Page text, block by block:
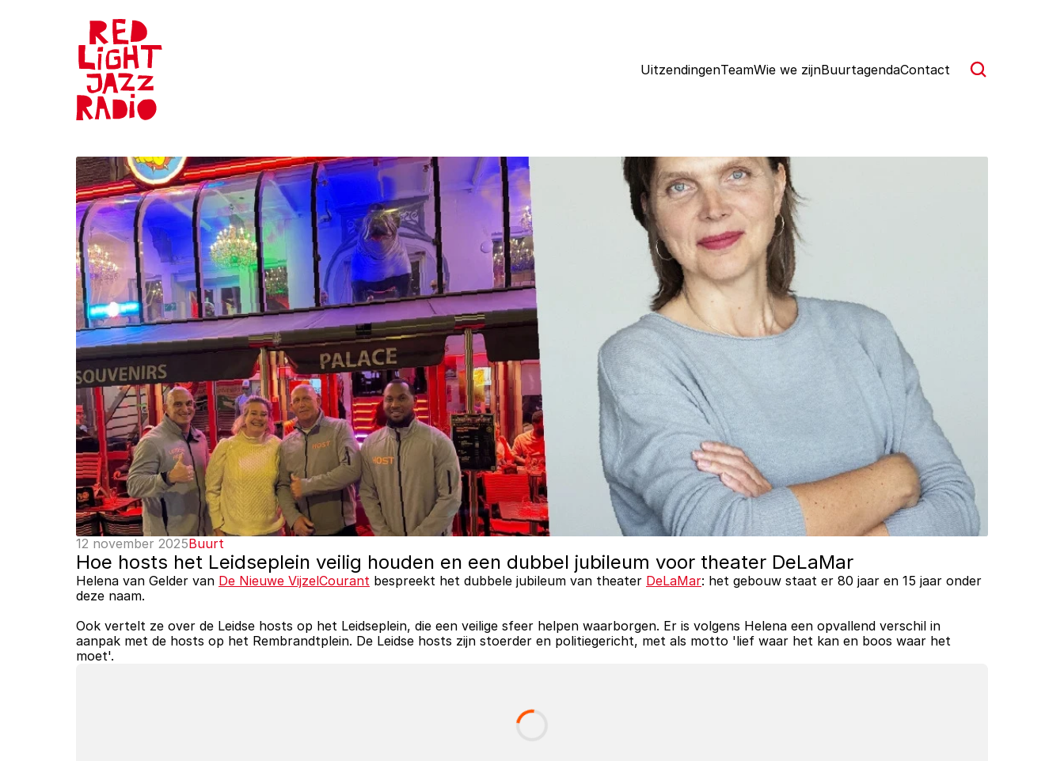
UitzendingenTeamWie we zijnBuurtagendaContact
12 november 2025Buurt
Hoe hosts het Leidseplein veilig houden en een dubbel jubileum voor theater DeLaMar
Helena van Gelder van De Nieuwe VijzelCourant bespreekt het dubbele jubileum van theater DeLaMar: het gebouw staat er 80 jaar en 15 jaar onder
deze naam.
Ook vertelt ze over de Leidse hosts op het Leidseplein, die een veilige sfeer helpen waarborgen. Er is volgens Helena een opvallend verschil in
aanpak met de hosts op het Rembrandtplein. De Leidse hosts zijn stoerder en politiegericht, met als motto 'lief waar het kan en boos waar het
moet'.